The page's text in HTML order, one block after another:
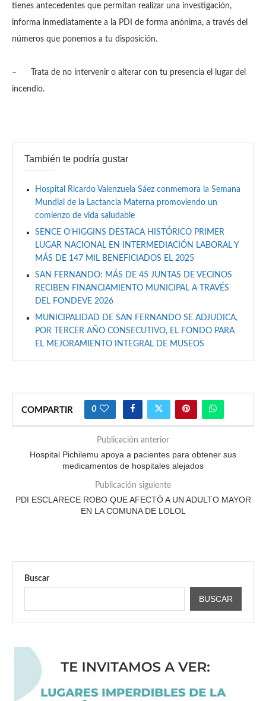
tienes antecedentes que permitan realizar una investigación,
informa inmediatamente a la PDI de forma anónima, a través del
números que ponemos a tu disposición.
– Trata de no intervenir o alterar con tu presencia el lugar del
incendio.
También te podría gustar
Hospital Ricardo Valenzuela Sáez conmemora la Semana
Mundial de la Lactancia Materna promoviendo un
comienzo de vida saludable
SENCE O’HIGGINS DESTACA HISTÓRICO PRIMER
LUGAR NACIONAL EN INTERMEDIACIÓN LABORAL Y
MÁS DE 147 MIL BENEFICIADOS EL 2025
SAN FERNANDO: MÁS DE 45 JUNTAS DE VECINOS
RECIBEN FINANCIAMIENTO MUNICIPAL A TRAVÉS
DEL FONDEVE 2026
MUNICIPALIDAD DE SAN FERNANDO SE ADJUDICA,
POR TERCER AÑO CONSECUTIVO, EL FONDO PARA
EL MEJORAMIENTO INTEGRAL DE MUSEOS
COMPARTIR 0
Publicación anterior
Hospital Pichilemu apoya a pacientes para obtener sus
medicamentos de hospitales alejados
Publicación siguiente
PDI ESCLARECE ROBO QUE AFECTÓ A UN ADULTO MAYOR
EN LA COMUNA DE LOLOL
Buscar
BUSCAR